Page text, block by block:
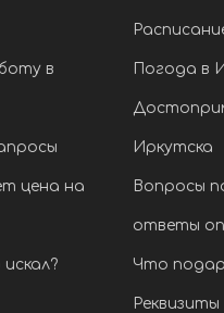
в
цена на
Погода в
Иркутска
Вопросы
ответы
Что